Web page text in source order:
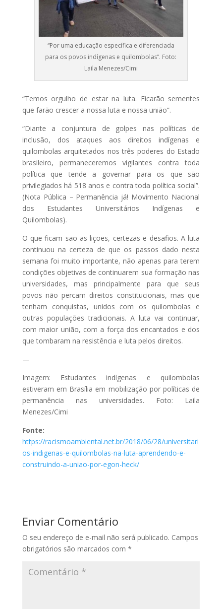
“Por uma educação específica e diferenciada
para os povos indígenas e quilombolas”. Foto:
Laila Menezes/Cimi
“Temos orgulho de estar na luta. Ficarão sementes
que farão crescer a nossa luta e nossa união”.
“Diante a conjuntura de golpes nas políticas de
inclusão, dos ataques aos direitos indígenas e
quilombolas arquitetados nos três poderes do Estado
brasileiro, permaneceremos vigilantes contra toda
política que tende a governar para os que são
privilegiados há 518 anos e contra toda política social”.
(Nota Pública – Permanência já! Movimento Nacional
dos Estudantes Universitários Indígenas e
Quilombolas).
O que ficam são as lições, certezas e desafios. A luta
continuou na certeza de que os passos dado nesta
semana foi muito importante, não apenas para terem
condições objetivas de continuarem sua formação nas
universidades, mas principalmente para que seus
povos não percam direitos constitucionais, mas que
tenham conquistas, unidos com os quilombolas e
outras populações tradicionais. A luta vai continuar,
com maior união, com a força dos encantados e dos
que tombaram na resistência e luta pelos direitos.
—
Imagem: Estudantes indígenas e quilombolas
estiveram em Brasília em mobilização por políticas de
permanência nas universidades. Foto: Laila
Menezes/Cimi
Fonte:
https://racismoambiental.net.br/2018/06/28/universitari
os-indigenas-e-quilombolas-na-luta-aprendendo-e-
construindo-a-uniao-por-egon-heck/
Enviar Comentário
O seu endereço de e-mail não será publicado. Campos
obrigatórios são marcados com *